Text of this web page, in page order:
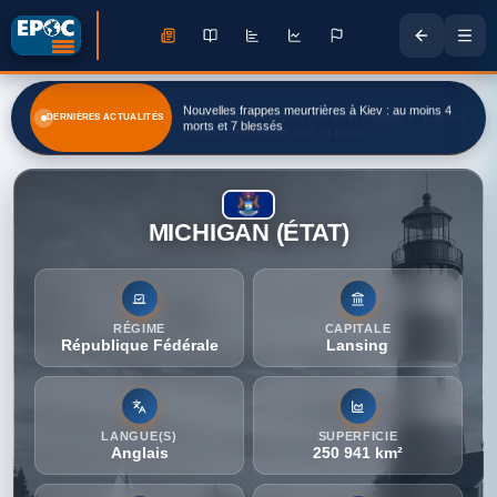
DERNIÈRES ACTUALITÉS
Nouvelles frappes meurtrières à Kiev : au moins 4
morts et 7 blessés
MICHIGAN (ÉTAT)
RÉGIME
République Fédérale
CAPITALE
Lansing
LANGUE(S)
Anglais
SUPERFICIE
250 941 km²